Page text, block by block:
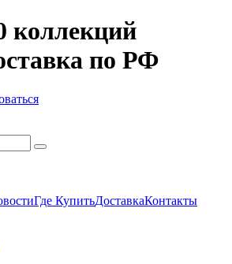
коллекций
по РФ
Где КупитьДоставкаКонтакты